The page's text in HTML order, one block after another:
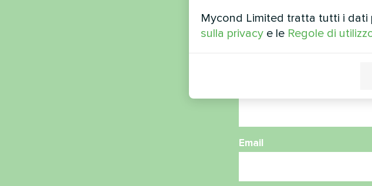
Nome
Email
Mycond Limited tratta tutti i dati
sulla privacy e le Regole di